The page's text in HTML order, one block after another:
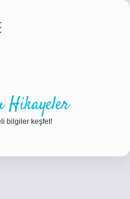
Hikayeler
bilgiler keşfet!